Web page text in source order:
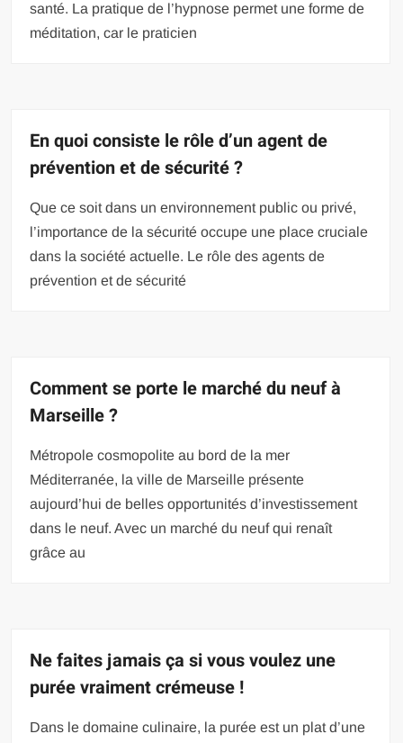
santé. La pratique de l’hypnose permet une forme de
méditation, car le praticien
En quoi consiste le rôle d’un agent de
prévention et de sécurité ?
Que ce soit dans un environnement public ou privé,
l’importance de la sécurité occupe une place cruciale
dans la société actuelle. Le rôle des agents de
prévention et de sécurité
Comment se porte le marché du neuf à
Marseille ?
Métropole cosmopolite au bord de la mer
Méditerranée, la ville de Marseille présente
aujourd’hui de belles opportunités d’investissement
dans le neuf. Avec un marché du neuf qui renaît
grâce au
Ne faites jamais ça si vous voulez une
purée vraiment crémeuse !
Dans le domaine culinaire, la purée est un plat d’une